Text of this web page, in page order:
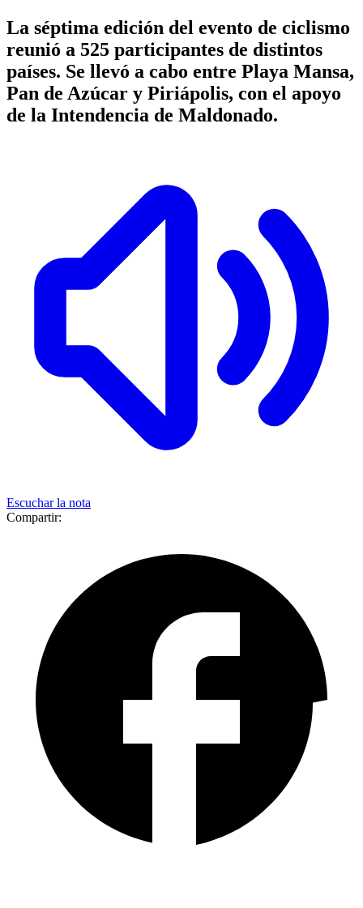
La séptima edición del evento de ciclismo
reunió a 525 participantes de distintos
países. Se llevó a cabo entre Playa Mansa,
Pan de Azúcar y Piriápolis, con el apoyo
de la Intendencia de Maldonado.
Escuchar la nota
Compartir: